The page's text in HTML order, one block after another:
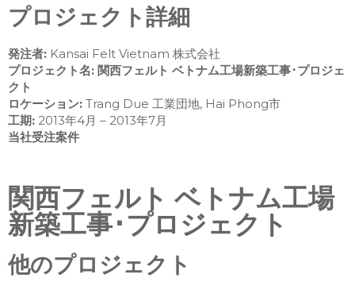
プロジェクト詳細
発注者: Kansai Felt Vietnam 株式会社
プロジェクト名: 関西フェルト ベトナム工場新築工事･プロジェ
クト
ロケーション: Trang Due 工業団地, Hai Phong市
工期: 2013年4月 – 2013年7月
当社受注案件
関西フェルト ベトナム工場
新築工事･プロジェクト
他のプロジェクト